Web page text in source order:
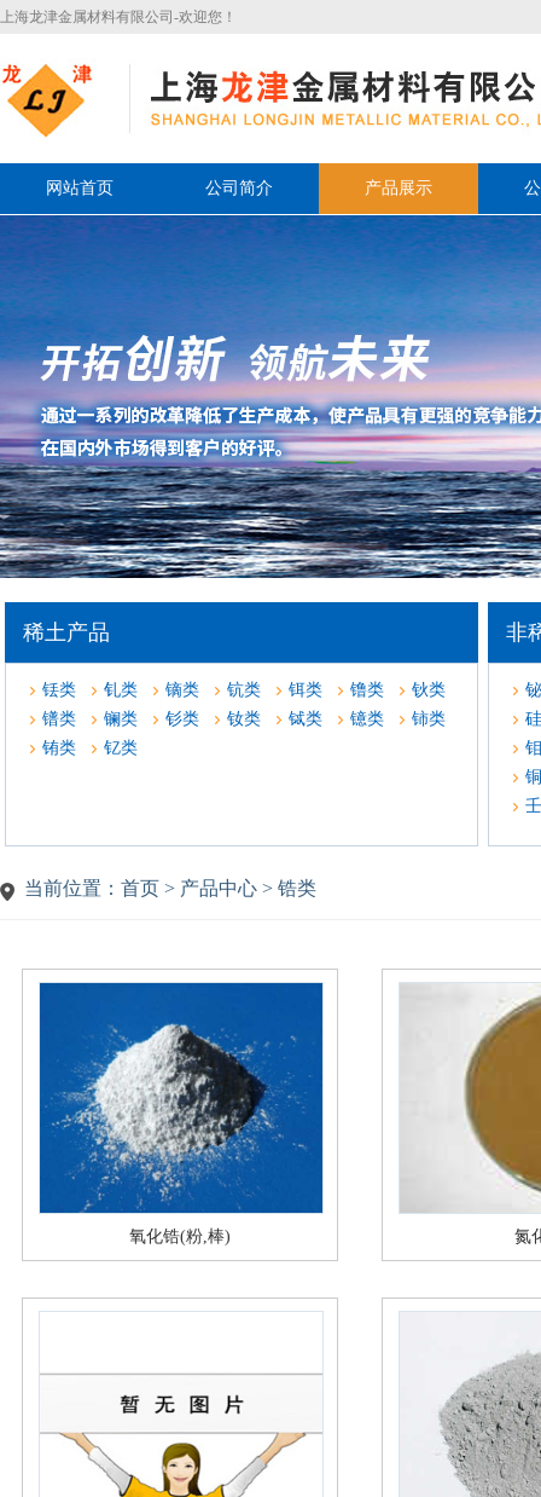
上海龙津金属材料有限公司-欢迎您！
网站首页 公司简介 产品展示
稀土产品
铥类 钆类 镝类 钪类 铒类 镥类
钬类
镨类
镧类 钐类 钕类 铽类 镱类
铈类
铕类
钇类
非
当前位置：首页 > 产品中心 > 锆类
氧化锆(粉,棒) 氮